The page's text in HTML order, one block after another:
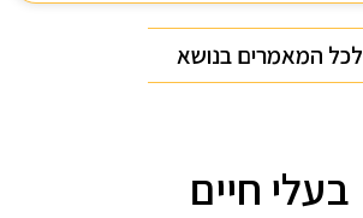
לכל המאמרים בנושא
בעלי חיים